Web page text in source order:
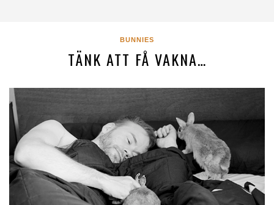
BUNNIES
TÄNK ATT FÅ VAKNA…